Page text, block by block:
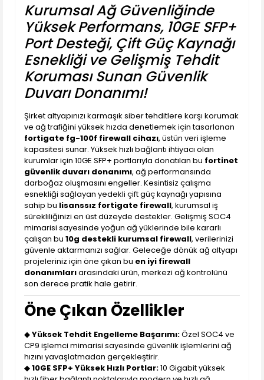
Kurumsal Ağ Güvenliğinde
Yüksek Performans, 10GE SFP+
Port Desteği, Çift Güç Kaynağı
Esnekliği ve Gelişmiş Tehdit
Koruması Sunan Güvenlik
Duvarı Donanımı!
Şirket altyapınızı karmaşık siber tehditlere karşı korumak
ve ağ trafiğini yüksek hızda denetlemek için tasarlanan
fortigate fg-100f firewall cihazı, üstün veri işleme
kapasitesi sunar. Yüksek hızlı bağlantı ihtiyacı olan
kurumlar için 10GE SFP+ portlarıyla donatılan bu fortinet
güvenlik duvarı donanımı, ağ performansında
darboğaz oluşmasını engeller. Kesintisiz çalışma
esnekliği sağlayan yedekli çift güç kaynağı yapısına
sahip bu lisanssız fortigate firewall, kurumsal iş
sürekliliğinizi en üst düzeyde destekler. Gelişmiş SOC4
mimarisi sayesinde yoğun ağ yüklerinde bile kararlı
çalışan bu 10g destekli kurumsal firewall, verilerinizi
güvenle aktarmanızı sağlar. Geleceğe dönük ağ altyapı
projeleriniz için öne çıkan bu en iyi firewall
donanımlarıarasındaki ürün, merkezi ağ kontrolünü
son derece pratik hale getirir.
Öne Çıkan Özellikler
◆Yüksek Tehdit Engelleme Başarımı:Özel SOC4 ve
CP9 işlemci mimarisi sayesinde güvenlik işlemlerini ağ
hızını yavaşlatmadan gerçekleştirir.
◆10GE SFP+ Yüksek Hızlı Portlar:10 Gigabit yüksek